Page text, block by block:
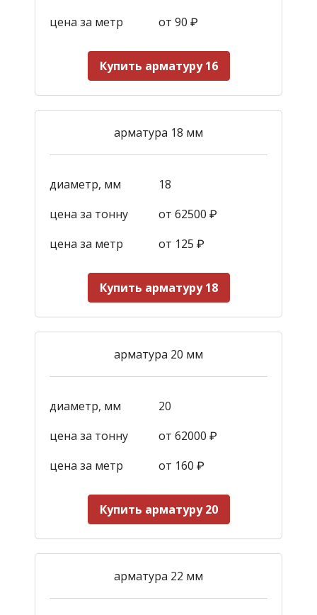
цена за метр от 90 ₽
Купить арматуру 16
арматура 18 мм
диаметр, мм
18
цена за тонну
от 62500 ₽
цена за метр
от 125 ₽
Купить арматуру 18
арматура 20 мм
диаметр, мм
20
цена за тонну
от 62000 ₽
цена за метр
от 160 ₽
Купить арматуру 20
арматура 22 мм